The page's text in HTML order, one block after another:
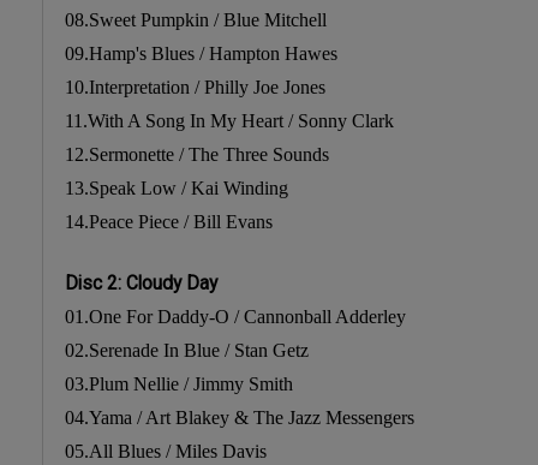
08.Sweet Pumpkin / Blue Mitchell
09.Hamp's Blues / Hampton Hawes
10.Interpretation / Philly Joe Jones
11.With A Song In My Heart / Sonny Clark
12.Sermonette / The Three Sounds
13.Speak Low / Kai Winding
14.Peace Piece / Bill Evans
Disc 2: Cloudy Day
01.One For Daddy-O / Cannonball Adderley
02.Serenade In Blue / Stan Getz
03.Plum Nellie / Jimmy Smith
04.Yama / Art Blakey & The Jazz Messengers
05.All Blues / Miles Davis